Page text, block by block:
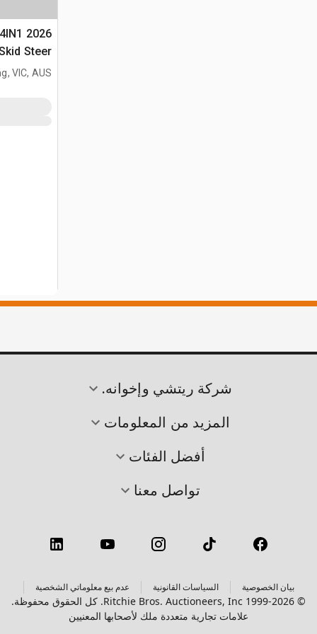
4IN1
Steer
Bucket دلو لودر حفار (Unused)
VIC, AUS
شركة ريتشي وإخوانه.
المزيد من المعلومات
أفضل الفئات
تواصل معنا
بيان الخصوصية السياسات القانونية عدم بيع معلوماتي الشخصية
© 1999-2026 Ritchie Bros. Auctioneers, Inc. كل الحقوق محفوظة.
علامات تجارية متعددة ملك لأصحابها المعنيين